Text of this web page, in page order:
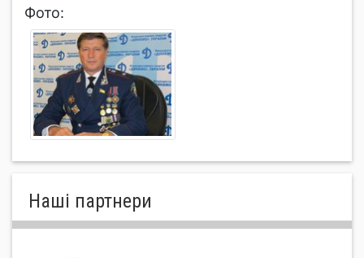
Фото:
Нашi партнери